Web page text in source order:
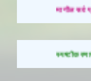
मागील सर्व